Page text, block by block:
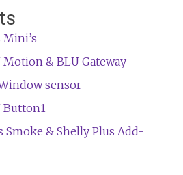
& BLU Gateway
sensor
Button1
Smoke & Shelly Plus Add-